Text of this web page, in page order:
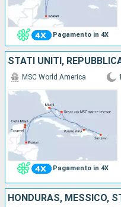
Pagamento in 4X
Pagamento in 4X
MSC World America